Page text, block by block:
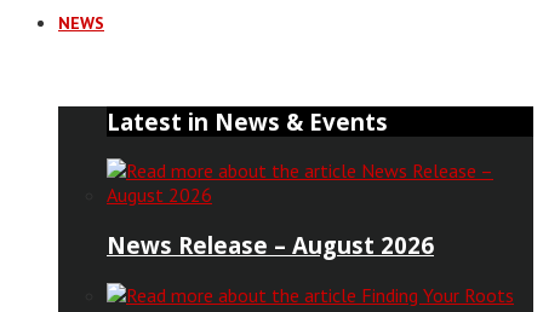
NEWS
Latest in News & Events
News Release – August 2026